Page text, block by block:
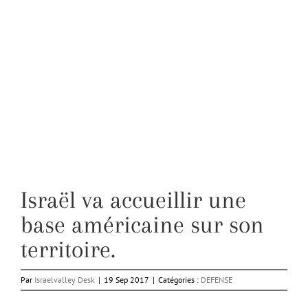
Israël va accueillir une
base américaine sur son
territoire.
Par Israelvalley Desk | 19 Sep 2017 | Catégories : DEFENSE